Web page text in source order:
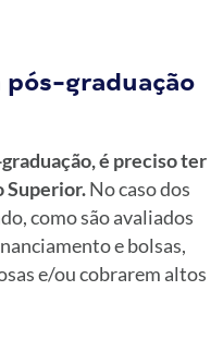
pós-graduação
é preciso ter
Superior.No caso dos
como são avaliados
e bolsas,
e/ou cobrarem altos